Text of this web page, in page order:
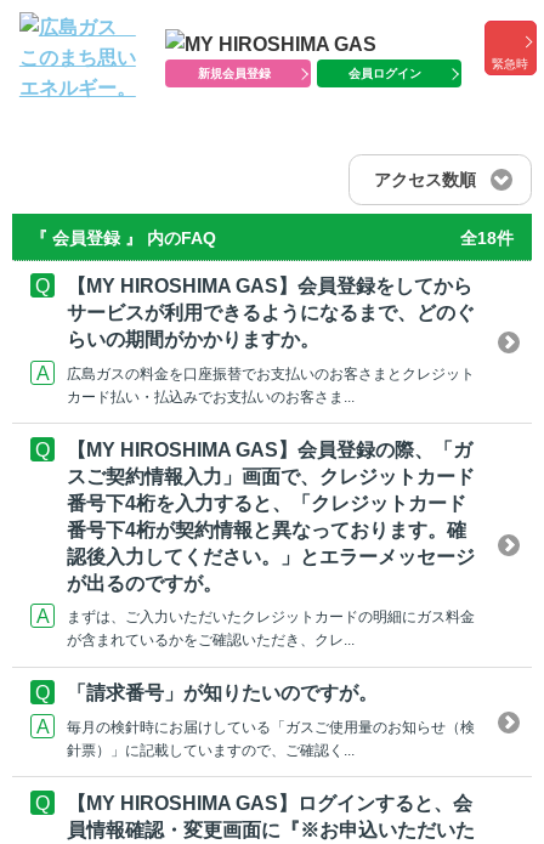
新規会員登録 会員ログイン
緊急時
アクセス数順
『 会員登録 』 内のFAQ 全18件
【MY HIROSHIMA GAS】会員登録をしてから
サービスが利用できるようになるまで、どのぐ
らいの期間がかかりますか。
広島ガスの料金を口座振替でお支払いのお客さまとクレジット
カード払い・払込みでお支払いのお客さま...
【MY HIROSHIMA GAS】会員登録の際、「ガ
スご契約情報入力」画面で、クレジットカード
番号下4桁を入力すると、「クレジットカード
番号下4桁が契約情報と異なっております。確
認後入力してください。」とエラーメッセージ
が出るのですが。
まずは、ご入力いただいたクレジットカードの明細にガス料金
が含まれているかをご確認いただき、クレ...
「請求番号」が知りたいのですが。
毎月の検針時にお届けしている「ガスご使用量のお知らせ（検
針票）」に記載していますので、ご確認く...
【MY HIROSHIMA GAS】ログインすると、会
員情報確認・変更画面に『※お申込いただいた